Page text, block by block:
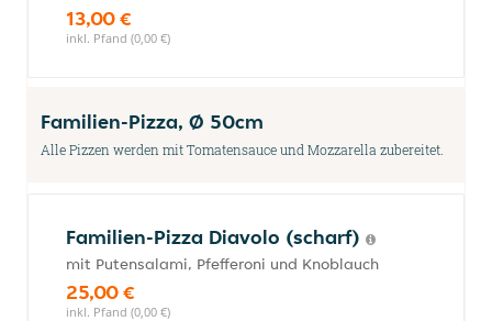
13,00 €
inkl. Pfand (0,00 €)
Familien-Pizza, Ø 50cm
Alle Pizzen werden mit Tomatensauce und Mozzarella zubereitet.
Familien-Pizza Diavolo (scharf)
mit Putensalami, Pfefferoni und Knoblauch
25,00 €
inkl. Pfand (0,00 €)